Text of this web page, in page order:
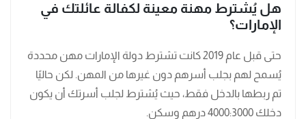
هل يُشترط مهنة معينة لكفالة عائلتك في
الإمارات؟
حتى قبل عام 2019 كانت تشترط دولة الإمارات مهن محددة
يُسمح لهم بجلب أسرهم دون غيرها من المهن. لكن حاليًا
تم ربطها بالدخل فقط، حيث يُشترط لجلب أسرتك أن يكون
دخلك 4000:3000 درهم وسكن.